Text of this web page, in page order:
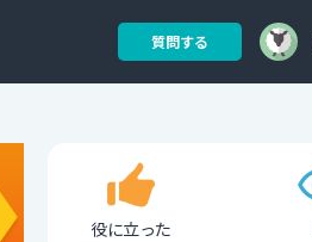
質問する
役に立った